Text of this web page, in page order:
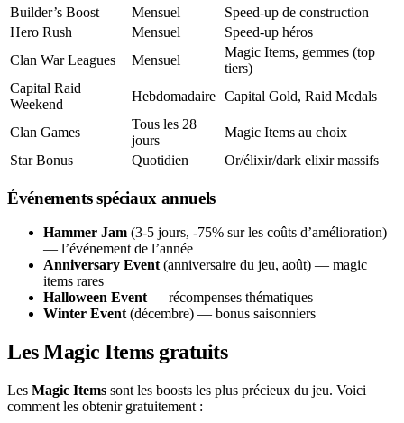
Builder’s Boost
Mensuel
Speed-up de construction
Hero Rush
Mensuel
Speed-up héros
Clan War Leagues
Mensuel
Magic Items, gemmes (top
tiers)
Capital Raid
Weekend
Hebdomadaire Capital Gold, Raid Medals
Clan Games
Tous les 28
jours
Magic Items au choix
Star Bonus
Quotidien Or/élixir/dark elixir massifs
Événements spéciaux annuels
Hammer Jam (3-5 jours, -75% sur les coûts d’amélioration)
— l’événement de l’année
Anniversary Event (anniversaire du jeu, août) — magic
items rares
Halloween Event — récompenses thématiques
Winter Event (décembre) — bonus saisonniers
Les Magic Items gratuits
Les Magic Items sont les boosts les plus précieux du jeu. Voici
comment les obtenir gratuitement :